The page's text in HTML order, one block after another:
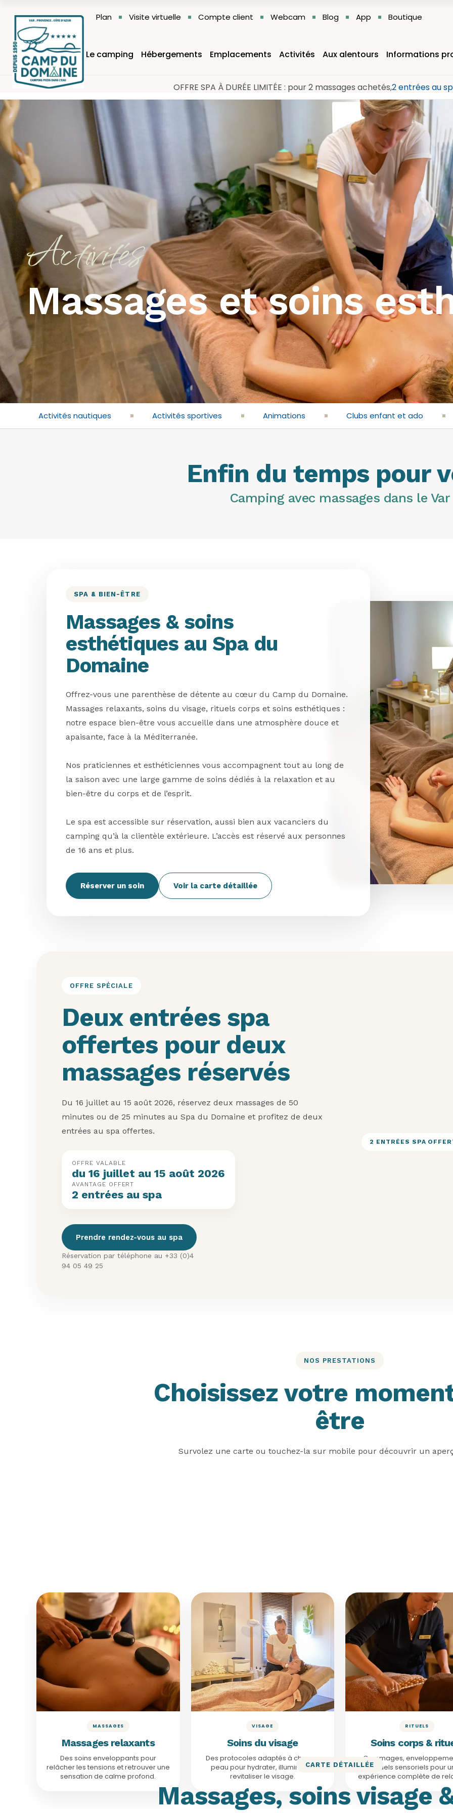
Plan Visite virtuelle Compte client Webcam Blog App Boutique
Le camping Hébergements Emplacements Activités Aux alentours Informations
OFFRE SPA À DURÉE LIMITÉE : pour 2 massages achetés,2 entrées au
Activités
Massages et soins
Activités nautiques Activités sportives Animations Clubs enfant et ado
Enfin du temps pour
Camping avec massages dans le Var
SPA & BIEN-ÊTRE
Massages & soins
esthétiques au Spa du
Domaine
Offrez-vous une parenthèse de détente au cœur du Camp du Domaine.
Massages relaxants, soins du visage, rituels corps et soins esthétiques :
notre espace bien-être vous accueille dans une atmosphère douce et
apaisante, face à la Méditerranée.
Nos praticiennes et esthéticiennes vous accompagnent tout au long de
la saison avec une large gamme de soins dédiés à la relaxation et au
bien-être du corps et de l’esprit.
Le spa est accessible sur réservation, aussi bien aux vacanciers du
camping qu’à la clientèle extérieure. L’accès est réservé aux personnes
de 16 ans et plus.
Réserver un soin Voir la carte détaillée
OFFRE SPÉCIALE
Deux entrées spa
offertes pour deux
massages réservés
Du 16 juillet au 15 août 2026, réservez deux massages de 50
minutes ou de 25 minutes au Spa du Domaine et profitez de deux
entrées au spa offertes.
OFFRE VALABLE
du 16 juillet au 15 août 2026
AVANTAGE OFFERT
2 entrées au spa
Prendre rendez-vous au spa
Réservation par téléphone au +33 (0)4
94 05 49 25
2 ENTRÉES SPA
NOS PRESTATIONS
Choisissez votre
être
Survolez une carte ou touchez-la sur mobile pour découvrir un
MASSAGES
Massages relaxants
Des soins enveloppants pour
relâcher les tensions et retrouver une
sensation de calme profond.
À PARTIR DE 50€
Massages corps
Massage relaxant
25 min · 50€
Deep Tissus
Pierres chaudes
50 min · 95€
Massage 5 Continents
60 min · 130€
Voir le détail
VISAGE
Soins du visage
Des protocoles adaptés à chaque
peau pour hydrater, illuminer et
revitaliser le visage.
À PARTIR DE 50€
Soins visage
Coup d’éclat
30 min · 50€
Soin Kobido
50 min · 80€
Soin Fondamental
50 min · 90€
Soin lifting
50 min · 120€
Voir le détail
RITUELS
Soins corps &
Gommages,
rituels sensoriels pour
expérience complète de
À PARTIR DE 52€
Rituels corps
52€ / 64€
50 min · 130€
Rituel
50 min · 140€
120 min · 220€
CARTE DÉTAILLÉE
Massages, soins visage